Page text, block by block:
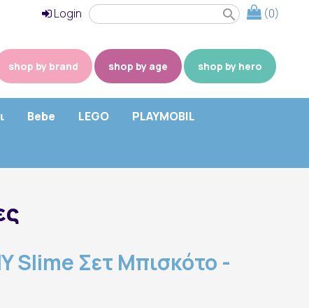
(0)
search
Login
shop by brand shop by age shop by hero
Bebe LEGO PLAYMOBIL
Slime Σετ Μπισκότο -